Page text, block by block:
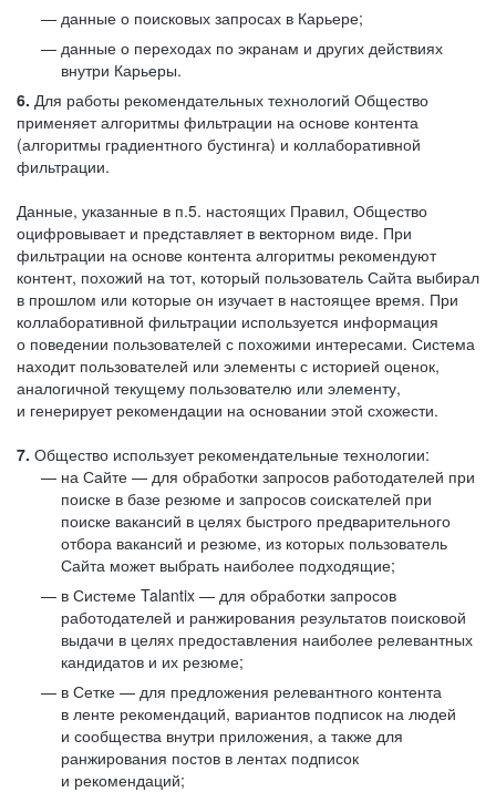
данные о поисковых запросах в Карьере;
данные о переходах по экранам и других действиях
внутри Карьеры.
6. Для работы рекомендательных технологий Общество
применяет алгоритмы фильтрации на основе контента
(алгоритмы градиентного бустинга) и коллаборативной
фильтрации.
Данные, указанные в п.5. настоящих Правил, Общество
оцифровывает и представляет в векторном виде. При
фильтрации на основе контента алгоритмы рекомендуют
контент, похожий на тот, который пользователь Сайта выбирал
в прошлом или которые он изучает в настоящее время. При
коллаборативной фильтрации используется информация
о поведении пользователей с похожими интересами. Система
находит пользователей или элементы с историей оценок,
аналогичной текущему пользователю или элементу,
и генерирует рекомендации на основании этой схожести.
7. Общество использует рекомендательные технологии:
на Сайте — для обработки запросов работодателей при
поиске в базе резюме и запросов соискателей при
поиске вакансий в целях быстрого предварительного
отбора вакансий и резюме, из которых пользователь
Сайта может выбрать наиболее подходящие;
в Системе Talantix — для обработки запросов
работодателей и ранжирования результатов поисковой
выдачи в целях предоставления наиболее релевантных
кандидатов и их резюме;
в Сетке — для предложения релевантного контента
в ленте рекомендаций, вариантов подписок на людей
и сообщества внутри приложения, а также для
ранжирования постов в лентах подписок
и рекомендаций;